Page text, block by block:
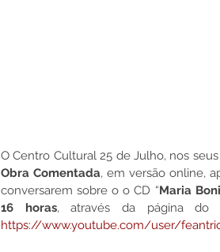
Obra Comentada, em versão online,
conversarem sobre o o CD “Maria
16 horas, através da página do
https://www.youtube.com/user/